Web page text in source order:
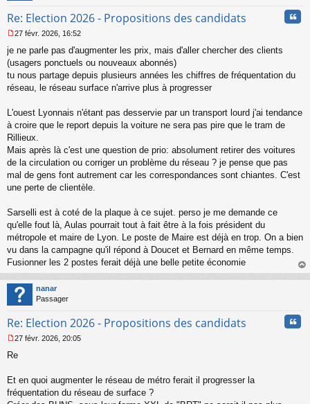
Re: Election 2026 - Propositions des candidats
e
s
s
g
n
o
n
u
27 févr. 2026, 16:52
je ne parle pas d'augmenter les prix, mais d'aller chercher des clients
(usagers ponctuels ou nouveaux abonnés)
tu nous partage depuis plusieurs années les chiffres de fréquentation du
réseau, le réseau surface n'arrive plus à progresser
L'ouest Lyonnais n'étant pas desservie par un transport lourd j'ai tendance
à croire que le report depuis la voiture ne sera pas pire que le tram de
Rillieux.
Mais après là c'est une question de prio: absolument retirer des voitures
de la circulation ou corriger un problème du réseau ? je pense que pas
mal de gens font autrement car les correspondances sont chiantes. C'est
une perte de clientèle.
Sarselli est à coté de la plaque à ce sujet. perso je me demande ce
qu'elle fout là, Aulas pourrait tout à fait être à la fois président du
métropole et maire de Lyon. Le poste de Maire est déjà en trop. On a bien
vu dans la campagne qu'il répond à Doucet et Bernard en même temps.
Fusionner les 2 postes ferait déjà une belle petite économie
au
nanar
Passager
Re: Election 2026 - Propositions des candidats
e
s
a
g
27 févr. 2026, 20:05
Re
Et en quoi augmenter le réseau de métro ferait il progresser la
fréquentation du réseau de surface ?